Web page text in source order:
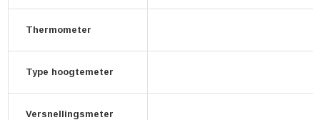
Thermometer
Type hoogtemeter
Versnellingsmeter